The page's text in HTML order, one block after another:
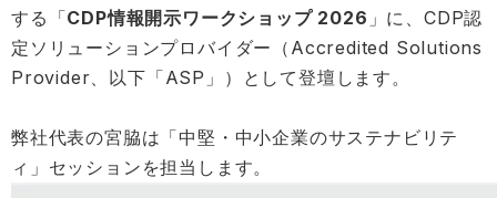
する「CDP情報開示ワークショップ 2026 」に、CDP認
定ソリューションプロバイダー（Accredited Solutions
Provider、以下「ASP」）として登壇します。
弊社代表の宮脇は「中堅・中小企業のサステナビリテ
ィ」セッションを担当します。